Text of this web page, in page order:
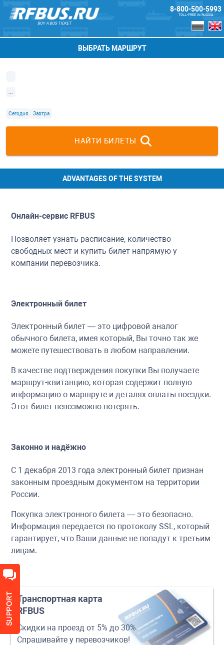
BUY A BUS TICKET
8-800-500-5993
TOLL-FREE IN RUSSIA
ВЫБРАТЬ МАРШРУТ
Сегодня Завтра
НАЙТИ БИЛЕТЫ
ADVANTAGES OF THE SYSTEM
Онлайн-сервис RFBUS
Позволяет узнать расписание, количество
свободных мест и купить билет напрямую у
компании перевозчика.
Электронный билет
Электронный билет — это цифровой аналог
обычного билета, имея который, Вы точно так же
можете путешествовать в любом направлении.
В качестве подтверждения покупки Вы получаете
маршрут-квитанцию, которая содержит полную
информацию о маршруте и деталях оплаты поездки.
Этот билет невозможно потерять.
Законно и надёжно
С 1 декабря 2013 года электронный билет признан
законным проездным документом на территории
России.
Покупка электронного билета — это безопасно.
Информация передается по протоколу SSL, который
гарантирует, что Ваши данные не попадут к третьим
лицам.
Транспортная карта
RFBUS
Скидки на проезд от 5% до 30%.
Спрашивайте у перевозчиков!